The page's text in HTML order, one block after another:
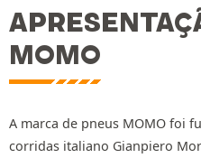
MOMO
A marca de pneus MOMO foi
corridas italiano Gianpiero